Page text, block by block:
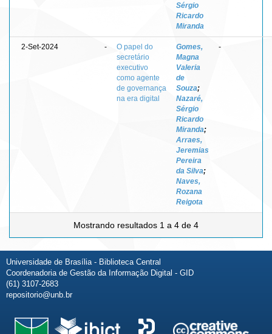
Sérgio
Ricardo
Miranda
2-Set-2024 -
O papel do
secretário
executivo
como agente
de governança
na era digital
Gomes,
Magna
Valeria
de
Souza;
Nazaré,
Sérgio
Ricardo
Miranda;
Arraes,
Jeremias
Pereira
da Silva;
Naves,
Rozana
Reigota
-
Mostrando resultados 1 a 4 de 4
Universidade de Brasília - Biblioteca Central
Coordenadoria de Gestão da Informação Digital - GID
(61) 3107-2683
repositorio@unb.br